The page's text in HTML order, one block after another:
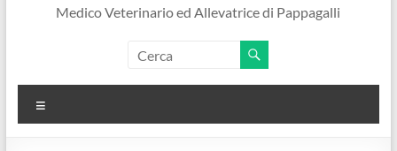
Medico Veterinario ed Allevatrice di Pappagalli